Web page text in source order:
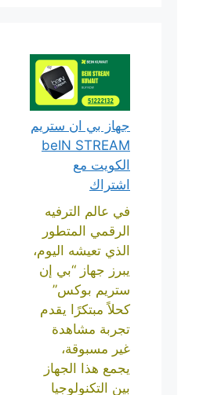
جهاز بي ان ستريم
beIN STREAM
الكويت مع
اشتراك
في عالم الترفيه
الرقمي المتطور
الذي تعيشه اليوم،
يبرز جهاز “بي إن
ستريم بوكس”
كحلاً مبتكرًا يقدم
تجربة مشاهدة
غير مسبوقة،
يجمع هذا الجهاز
بين التكنولوجيا